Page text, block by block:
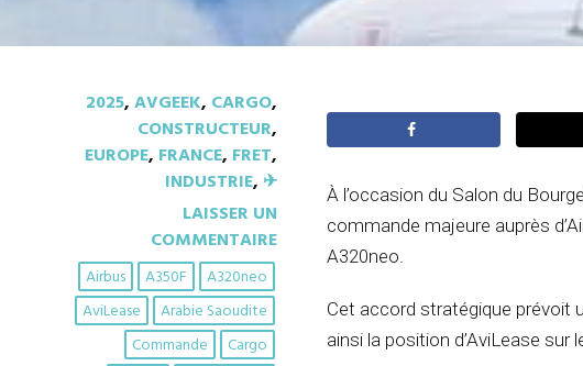
2025,AVGEEK, CARGO,
CONSTRUCTEUR,
EUROPE, FRANCE, FRET,
INDUSTRIE, ✈︎
LAISSER UN
COMMENTAIRE
A320neo
A350F
Airbus
Arabie Saoudite
AviLease
Cargo
Commande
À l’occasion du Salon du
commande majeure auprès
A320neo.
Cet accord stratégique prévoit
ainsi la position d’AviLease